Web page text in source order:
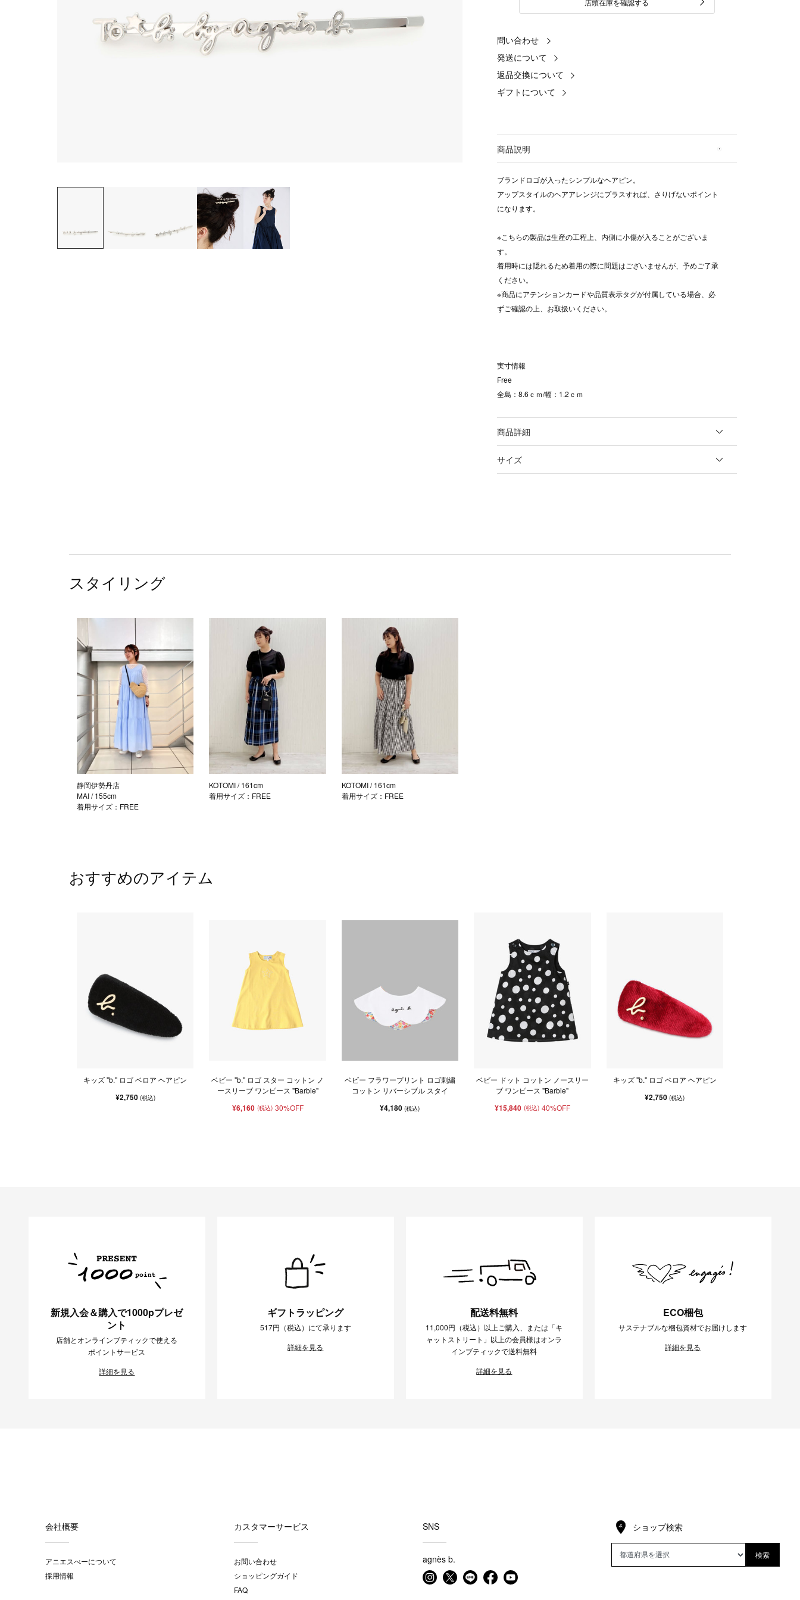
店頭在庫を確認する
問い合わせ
発送について
返品交換について
ギフトについて
商品説明
ブランドロゴが入ったシンプルなヘアピン。
アップスタイルのヘアアレンジにプラスすれば、さりげないポイント
になります。
※こちらの製品は生産の工程上、内側に小傷が入ることがございま
す。
着用時には隠れるため着用の際に問題はございませんが、予めご了承
ください。
※商品にアテンションカードや品質表示タグが付属している場合、必
ずご確認の上、お取扱いください。
実寸情報
Free
全島：8.6ｃｍ/幅：1.2ｃｍ
商品詳細
サイズ
スタイリング
静岡伊勢丹店
MAI/ 155cm
着用サイズ：FREE
KOTOMI/ 161cm
着用サイズ：FREE
KOTOMI/ 161cm
着用サイズ：FREE
おすすめのアイテム
キッズ "b." ロゴ ベロア ヘアピン
¥2,750 (税込)
ベビー "b." ロゴ スター コットン ノ
ースリーブ ワンピース "Barbie"
¥6,160 (税込) 30%OFF
ベビー フラワープリント ロゴ刺繍
コットン リバーシブル スタイ
¥4,180(税込)
ベビー ドット コットン ノースリー
ブ ワンピース "Barbie"
¥15,840 (税込) 40%OFF
キッズ "b." ロゴ ベロア ヘアピン
¥2,750(税込)
新規入会＆購入で1000pプレゼ
ント
店舗とオンラインブティックで使える
ポイントサービス
詳細を見る
ギフトラッピング
517円（税込）にて承ります
詳細を見る
配送料無料
11,000円（税込）以上ご購入、または「キ
ャットストリート」以上の会員様はオンラ
インブティックで送料無料
詳細を見る
ECO梱包
サステナブルな梱包資材でお届けします
詳細を見る
会社概要
アニエスべーについて
採用情報
カスタマーサービス
お問い合わせ
ショッピングガイド
FAQ
SNS
agnès b.
ショップ検索
検索